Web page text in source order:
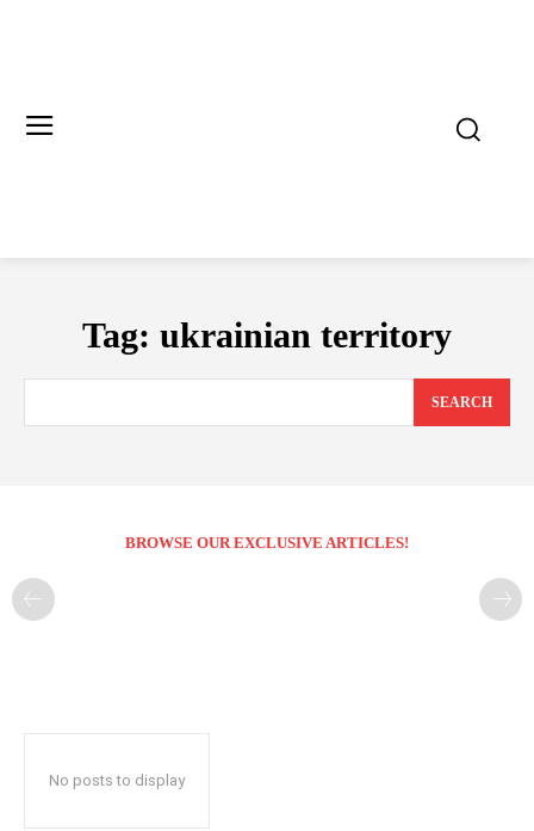
Tag: ukrainian territory
SEARCH
BROWSE OUR EXCLUSIVE ARTICLES!
No posts to display